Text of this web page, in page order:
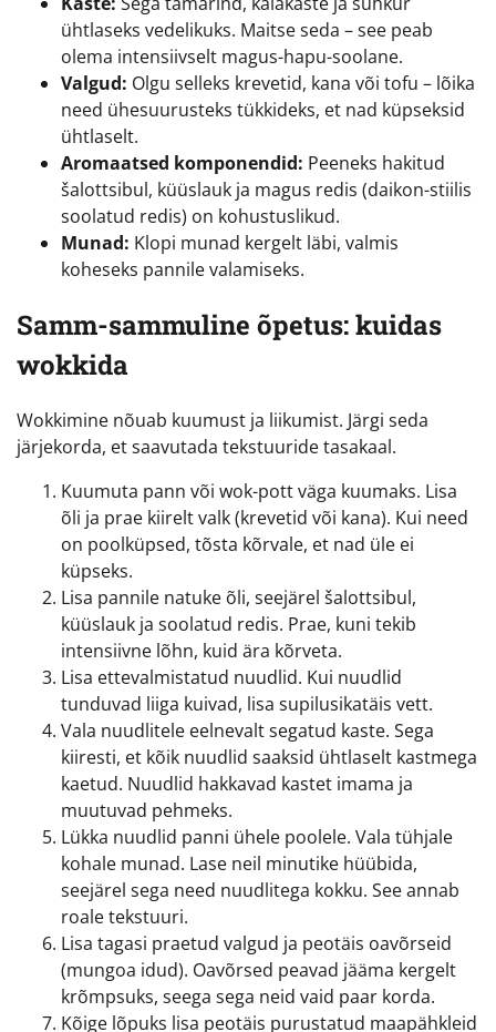
ühtlaseks vedelikuks. Maitse seda – see peab
olema intensiivselt magus-hapu-soolane.
Valgud: Olgu selleks krevetid, kana või tofu – lõika
need ühesuurusteks tükkideks, et nad küpseksid
ühtlaselt.
Aromaatsed komponendid: Peeneks hakitud
šalottsibul, küüslauk ja magus redis (daikon-stiilis
soolatud redis) on kohustuslikud.
Munad: Klopi munad kergelt läbi, valmis
koheseks pannile valamiseks.
Samm-sammuline õpetus: kuidas
wokkida
Wokkimine nõuab kuumust ja liikumist. Järgi seda
järjekorda, et saavutada tekstuuride tasakaal.
Kuumuta pann või wok-pott väga kuumaks. Lisa
õli ja prae kiirelt valk (krevetid või kana). Kui need
on poolküpsed, tõsta kõrvale, et nad üle ei
küpseks.
Lisa pannile natuke õli, seejärel šalottsibul,
küüslauk ja soolatud redis. Prae, kuni tekib
intensiivne lõhn, kuid ära kõrveta.
Lisa ettevalmistatud nuudlid. Kui nuudlid
tunduvad liiga kuivad, lisa supilusikatäis vett.
Vala nuudlitele eelnevalt segatud kaste. Sega
kiiresti, et kõik nuudlid saaksid ühtlaselt kastmega
kaetud. Nuudlid hakkavad kastet imama ja
muutuvad pehmeks.
Lükka nuudlid panni ühele poolele. Vala tühjale
kohale munad. Lase neil minutike hüübida,
seejärel sega need nuudlitega kokku. See annab
roale tekstuuri.
Lisa tagasi praetud valgud ja peotäis oavõrseid
(mungoa idud). Oavõrsed peavad jääma kergelt
krõmpsuks, seega sega neid vaid paar korda.
Kõige lõpuks lisa peotäis purustatud maapähkleid